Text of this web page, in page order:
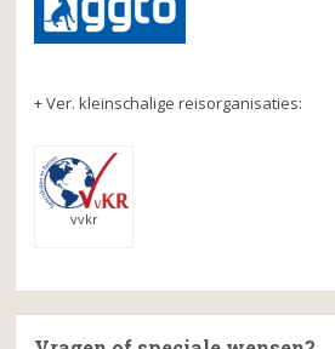
+ Ver. kleinschalige reisorganisaties:
vvkr